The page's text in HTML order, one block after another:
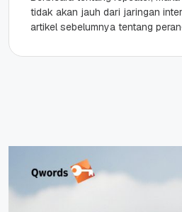
tidak akan jauh dari jaringan
artikel sebelumnya tentang
menjadi salah...